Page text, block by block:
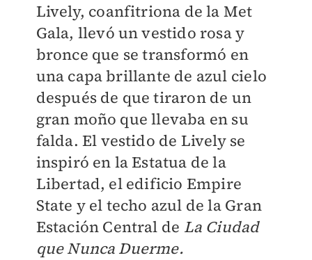
Lively, coanfitriona de la Met
Gala, llevó un vestido rosa y
bronce que se transformó en
una capa brillante de azul cielo
después de que tiraron de un
gran moño que llevaba en su
falda. El vestido de Lively se
inspiró en la Estatua de la
Libertad, el edificio Empire
State y el techo azul de la Gran
Estación Central de La Ciudad
que Nunca Duerme.